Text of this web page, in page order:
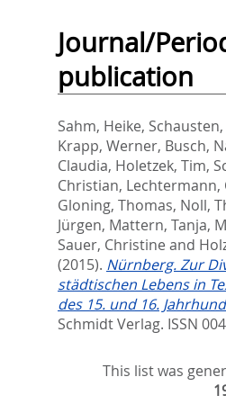
Journal/
publication
Sahm, Heike,
Krapp, Werner, Busch,
Claudia, Holetzek, Tim,
Christian, Lechtermann,
Gloning, Thomas, Noll,
Jürgen, Mattern, Tanja,
Sauer, Christine and
(2015). Nürnberg. Zur
städtischen Lebens in
des 15. und 16.
Schmidt Verlag. ISSN
This list was